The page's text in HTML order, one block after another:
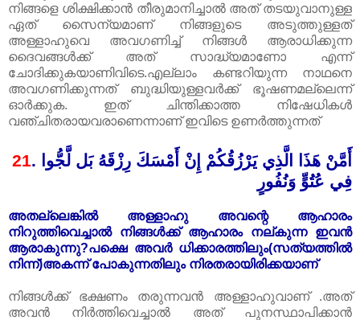
നിങ്ങളെ ശിക്ഷിക്കാൻ തീരുമാനിച്ചാൽ അത് തടയുവാനുള്ള
ഏത് സൈന്യമാണ് നിങ്ങളുടെ അടുത്തുള്ളത്
അള്ളാഹുവെ അവഗണിച്ച് നിങ്ങൾ ആരാധിക്കുന്ന
ദൈവങ്ങൾക്ക് അത് സാദ്ധ്യമാണോ എന്ന്
ചോദിക്കുകയാണിവിടെ.എല്ലാം കണ്ടറിയുന്ന നാഥനെ
അവഗണിക്കുന്നത് ബുദ്ധിയുള്ളവർക്ക് ഭൂഷണമല്ലെന്ന്
ഓർക്കുക. ഇത് ചിന്തിക്കാത്ത നിഷേധികൾ
വഞ്ചിതരായവരാണെന്നാണ് ഇവിടെ ഉണർത്തുന്നത്
21.
أَمَّنْ هَذَا الَّذِي يَرْزُقُكُمْ إِنْ أَمْسَكَ رِزْقَهُ بَل لَّجُّوا
فِي عُتُوٍّ وَنُفُورٍ
അതല്ലെങ്കിൽ അള്ളാഹു അവന്റെ ആഹാരം
നിറുത്തിവെച്ചാൽ നിങ്ങൾക്ക് ആഹാരം നല്കുന്ന ഇവൻ
ആരാകുന്നു?പക്ഷെ അവർ ധിക്കാരത്തിലും(സത്യത്തിൽ
നിന്ന്)അകന്ന് പോകുന്നതിലും നിരതരായിരിക്കയാണ്‌
നിങ്ങൾക്ക് ഭക്ഷണം തരുന്നവൻ അള്ളാഹുവാണ് .അത്
അവൻ നിർത്തിവെച്ചാൽ അത് പുനസ്ഥാപിക്കാൻ